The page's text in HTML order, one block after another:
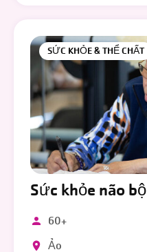
SỨC KHỎE & THỂ CHẤT
Sức khỏe não bộ
60+
Ảo